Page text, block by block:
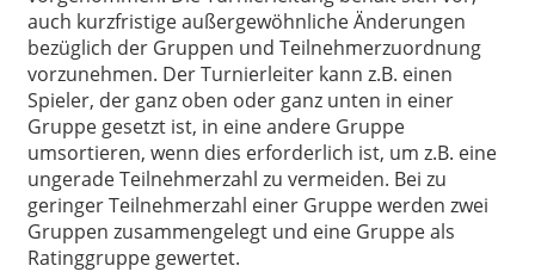
auch kurzfristige außergewöhnliche Änderungen
bezüglich der Gruppen und Teilnehmerzuordnung
vorzunehmen. Der Turnierleiter kann z.B. einen
Spieler, der ganz oben oder ganz unten in einer
Gruppe gesetzt ist, in eine andere Gruppe
umsortieren, wenn dies erforderlich ist, um z.B. eine
ungerade Teilnehmerzahl zu vermeiden. Bei zu
geringer Teilnehmerzahl einer Gruppe werden zwei
Gruppen zusammengelegt und eine Gruppe als
Ratinggruppe gewertet.